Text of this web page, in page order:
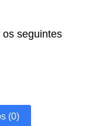
seguintes
(0)